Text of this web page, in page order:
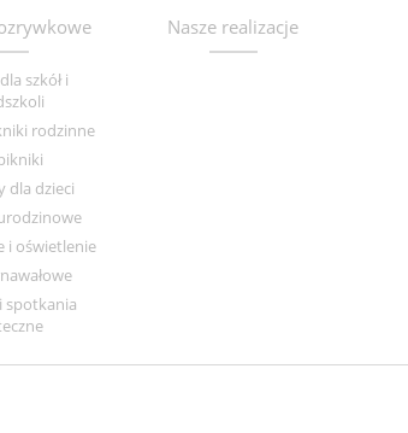
szkół i
rodzinne
dla dzieci
i oświetlenie
spotkania
Nasze realizacje